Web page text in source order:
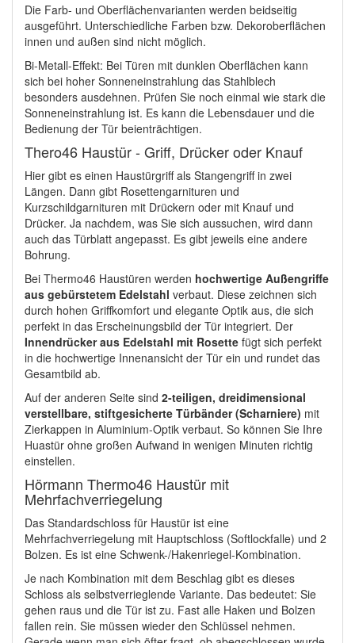
Die Farb- und Oberflächenvarianten werden beidseitig
ausgeführt. Unterschiedliche Farben bzw. Dekoroberflächen
innen und außen sind nicht möglich.
Bi-Metall-Effekt: Bei Türen mit dunklen Oberflächen kann
sich bei hoher Sonneneinstrahlung das Stahlblech
besonders ausdehnen. Prüfen Sie noch einmal wie stark die
Sonneneinstrahlung ist. Es kann die Lebensdauer und die
Bedienung der Tür beienträchtigen.
Thero46 Haustür - Griff, Drücker oder Knauf
Hier gibt es einen Haustürgriff als Stangengriff in zwei
Längen. Dann gibt Rosettengarnituren und
Kurzschildgarnituren mit Drückern oder mit Knauf und
Drücker. Ja nachdem, was Sie sich aussuchen, wird dann
auch das Türblatt angepasst. Es gibt jeweils eine andere
Bohrung.
Bei Thermo46 Haustüren werden hochwertige Außengriffe
aus gebürstetem Edelstahl verbaut. Diese zeichnen sich
durch hohen Griffkomfort und elegante Optik aus, die sich
perfekt in das Erscheinungsbild der Tür integriert. Der
Innendrücker aus Edelstahl mit Rosette fügt sich perfekt
in die hochwertige Innenansicht der Tür ein und rundet das
Gesamtbild ab.
Auf der anderen Seite sind 2-teiligen, dreidimensional
verstellbare, stiftgesicherte Türbänder (Scharniere) mit
Zierkappen in Aluminium-Optik verbaut. So können Sie Ihre
Huastür ohne großen Aufwand in wenigen Minuten richtig
einstellen.
Hörmann Thermo46 Haustür mit
Mehrfachverriegelung
Das Standardschloss für Haustür ist eine
Mehrfachverriegelung mit Hauptschloss (Softlockfalle) und 2
Bolzen. Es ist eine Schwenk-/Hakenriegel-Kombination.
Je nach Kombination mit dem Beschlag gibt es dieses
Schloss als selbstverrieglende Variante. Das bedeutet: Sie
gehen raus und die Tür ist zu. Fast alle Haken und Bolzen
fallen rein. Sie müssen wieder den Schlüssel nehmen.